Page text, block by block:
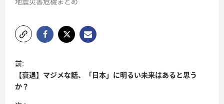
前:
【衰退】マジメな話、「日本」に明るい未来はあると思う
か？